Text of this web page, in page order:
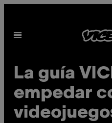
contenido
Abrir
La guía
empedar